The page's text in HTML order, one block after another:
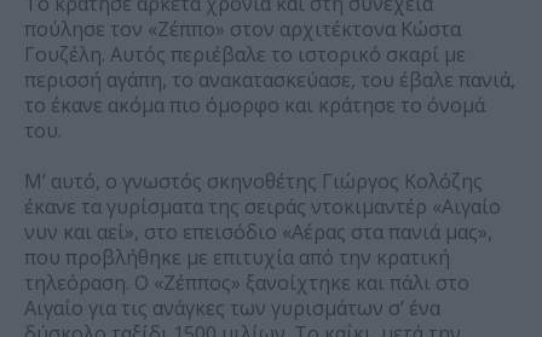
πούλησε τον «Ζέππο» στον αρχιτέκτονα Κώστα
Γουζέλη. Αυτός περιέβαλε το ιστορικό σκαρί με
περισσή αγάπη, το ανακατασκεύασε, του έβαλε πανιά,
το έκανε ακόμα πιο όμορφο και κράτησε το όνομά
του.
Μ’ αυτό, ο γνωστός σκηνοθέτης Γιώργος Κολόζης
έκανε τα γυρίσματα της σειράς ντοκιμαντέρ «Αιγαίο
νυν και αεί», στο επεισόδιο «Αέρας στα πανιά μας»,
που προβλήθηκε με επιτυχία από την κρατική
τηλεόραση. Ο «Ζέππος» ξανοίχτηκε και πάλι στο
Αιγαίο για τις ανάγκες των γυρισμάτων σ’ ένα